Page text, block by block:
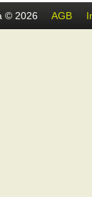
© 2026 AGB